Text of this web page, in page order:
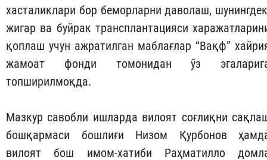
хасталиклари бор беморларни даволаш,
жигар ва буйрак трансплантацияси
қоплаш учун ажратилган маблағлар “Вақф”
жамоат фонди томонидан ўз
топширилмоқда.
Мазкур савобли ишларда вилоят соғлиқни
бошқармаси бошлиғи Низом Қурбонов
вилоят бош имом-хатиби Раҳматилло